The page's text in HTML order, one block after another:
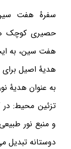
سفرهٔ هفت
حصیری کوچک
هفت سین، به
هدیهٔ اصیل
به عنوان هدیهٔ
تزئین محیط:
و منبع نور
دوستانه تبدیل